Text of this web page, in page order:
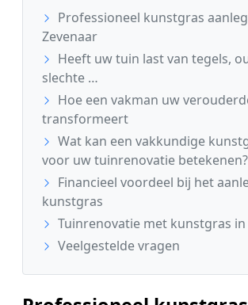
Professioneel kunstgras
Zevenaar
Heeft uw tuin last van tegels,
slechte …
Hoe een vakman uw
transformeert
Wat kan een vakkundige
voor uw tuinrenovatie betekenen?
Financieel voordeel bij het
kunstgras
Tuinrenovatie met kunstgras in
Veelgestelde vragen